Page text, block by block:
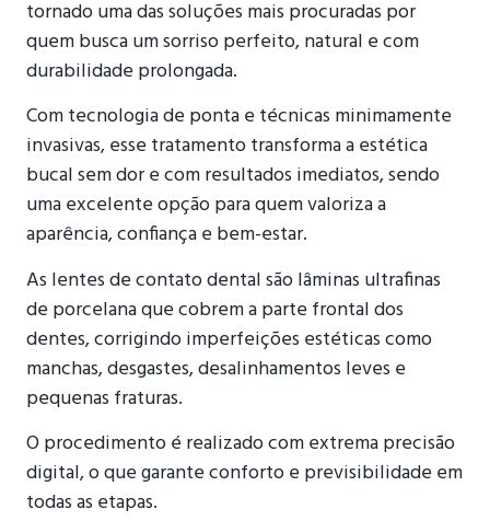
tornado uma das soluções mais procuradas por
quem busca um sorriso perfeito, natural e com
durabilidade prolongada.
Com tecnologia de ponta e técnicas minimamente
invasivas, esse tratamento transforma a estética
bucal sem dor e com resultados imediatos, sendo
uma excelente opção para quem valoriza a
aparência, confiança e bem-estar.
As lentes de contato dental são lâminas ultrafinas
de porcelana que cobrem a parte frontal dos
dentes, corrigindo imperfeições estéticas como
manchas, desgastes, desalinhamentos leves e
pequenas fraturas.
O procedimento é realizado com extrema precisão
digital, o que garante conforto e previsibilidade em
todas as etapas.